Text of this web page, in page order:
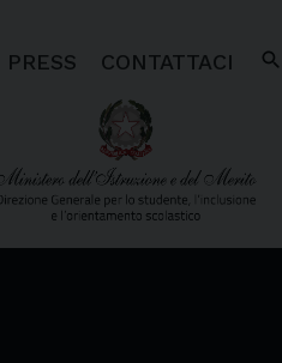
PRESS CONTATTACI search